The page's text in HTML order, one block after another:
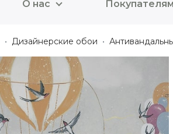
О нас Покупателям
Дизайнерские обои